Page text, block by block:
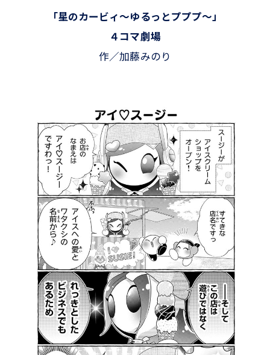
「星のカービィ～ゆるっとプププ～」
４コマ劇場
作／加藤みのり